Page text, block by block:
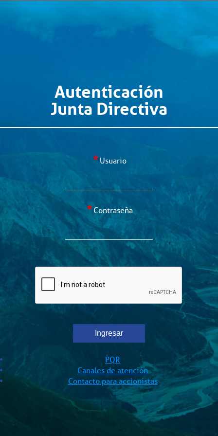
Autenticación
Junta Directiva
Usuario
Contraseña
PQR
Canales de atención
Contacto para accionistas